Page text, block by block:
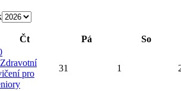
Čt Pá So
Zdravotní
pro
31 1